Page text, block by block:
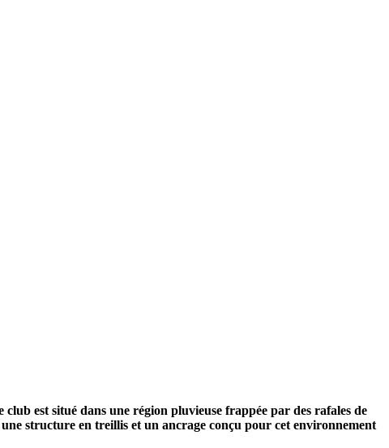
est situé dans une région pluvieuse frappée par des rafales de
structure en treillis et un ancrage conçu pour cet environnement